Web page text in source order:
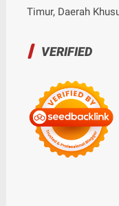
Timur, Daerah
VERIFIED